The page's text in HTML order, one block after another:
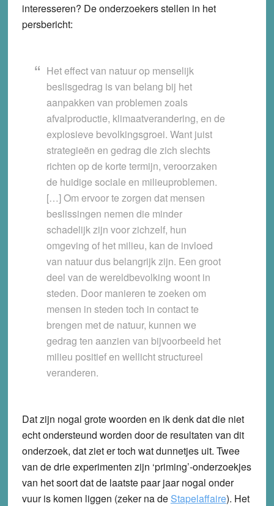
interesseren? De onderzoekers stellen in het
persbericht:
Het effect van natuur op menselijk
beslisgedrag is van belang bij het
aanpakken van problemen zoals
afvalproductie, klimaatverandering, en de
explosieve bevolkingsgroei. Want juist
strategieën en gedrag die zich slechts
richten op de korte termijn, veroorzaken
de huidige sociale en milieuproblemen.
[…] Om ervoor te zorgen dat mensen
beslissingen nemen die minder
schadelijk zijn voor zichzelf, hun
omgeving of het milieu, kan de invloed
van natuur dus belangrijk zijn. Een groot
deel van de wereldbevolking woont in
steden. Door manieren te zoeken om
mensen in steden toch in contact te
brengen met de natuur, kunnen we
gedrag ten aanzien van bijvoorbeeld het
milieu positief en wellicht structureel
veranderen.
Dat zijn nogal grote woorden en ik denk dat die niet
echt ondersteund worden door de resultaten van dit
onderzoek, dat ziet er toch wat dunnetjes uit. Twee
van de drie experimenten zijn ‘priming’-onderzoekjes
van het soort dat de laatste paar jaar nogal onder
vuur is komen liggen (zeker na de Stapelaffaire). Het